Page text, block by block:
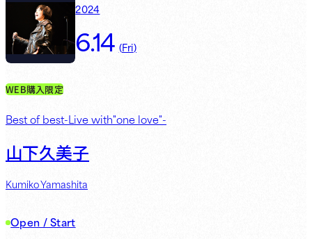
2024
6.14 (Fri)
WEB購入限定
Best of best-Live with"one love"-
山下久美子
Kumiko Yamashita
Open / Start